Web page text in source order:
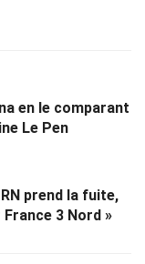
en le comparant
Le Pen
prend la fuite,
3 Nord »